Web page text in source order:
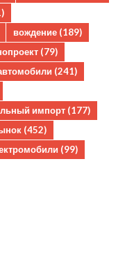
вождение (189)
(79)
(241)
импорт (177)
(452)
(99)